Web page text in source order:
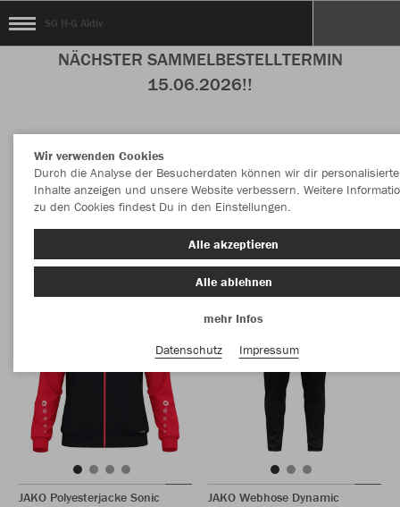
SG H-G Aktiv
NÄCHSTER SAMMELBESTELLTERMIN
15.06.2026!!
Nachhaltig Farbe
JAKO Polyesterjacke Sonic
JAKO Webhose Dynamic
Wir verwenden Cookies
Durch die Analyse der Besucherdaten können wir dir personalisierte
Inhalte anzeigen und unsere Website verbessern. Weitere
zu den Cookies findest Du in den Einstellungen.
Alle akzeptieren
Alle ablehnen
mehr Infos
Datenschutz
Impressum